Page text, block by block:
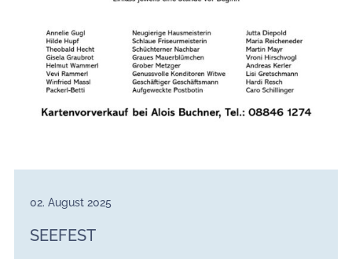
02. August 2025
SEEFEST